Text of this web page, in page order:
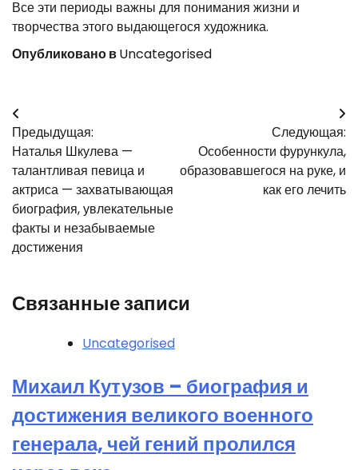
Все эти периоды важны для понимания жизни и
творчества этого выдающегося художника.
Опубликовано вUncategorised
Навигация
по
записям
Предыдущая:
Наталья Шкулева —
талантливая певица и
актриса — захватывающая
биография, увлекательные
факты и незабываемые
достижения
Следующая:
Особенности фурункула,
образовавшегося на руке, и
как его лечить
Связанные записи
Uncategorised
Михаил Кутузов – биография и
достижения великого военного
генерала, чей гений пролился